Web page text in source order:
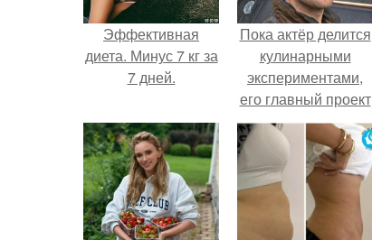
Эффективная
диета. Минус 7 кг за
7 дней.
Пока актёр делится
кулинарными
экспериментами,
его главный проект
сделал серьёзный
шаг вперёд.